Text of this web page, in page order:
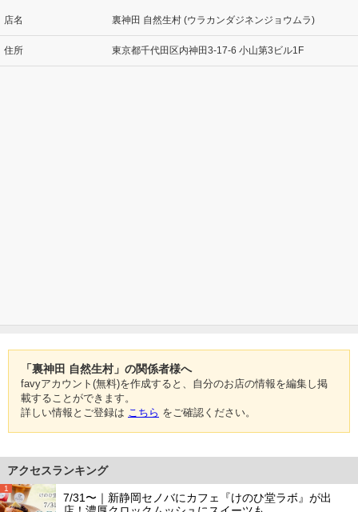
店名 裏神田 自然生村 (ウラカンダジネンジョウムラ)
住所 東京都千代田区内神田3-17-6 小山第3ビル1F
「裏神田 自然生村」の関係者様へ
favyアカウント(無料)を作成すると、自分のお店の情報を編集し掲
載することができます。
詳しい情報とご登録は こちら をご確認ください。
アクセスランキング
1
7/31〜｜新静岡セノバにカフェ『けのひ堂ラボ』が出